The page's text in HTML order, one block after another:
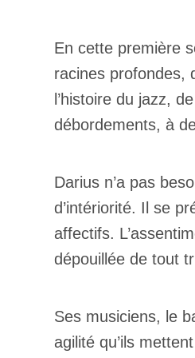
En cette première
racines profondes,
l’histoire du jazz,
débordements, à
Darius n’a pas
d’intériorité. Il se
affectifs.
dépouillée de tout
Ses musiciens, le
agilité qu’ils